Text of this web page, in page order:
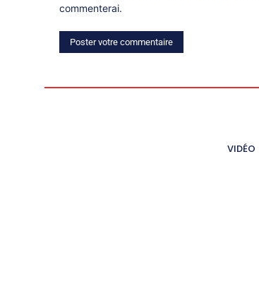
commenterai.
VIDÉO